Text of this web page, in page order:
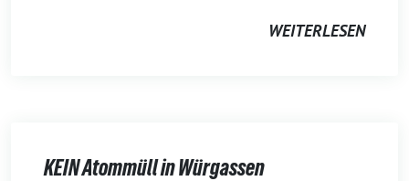
WEITERLESEN
KEIN Atommüll in Würgassen